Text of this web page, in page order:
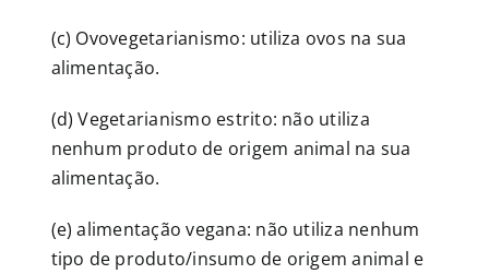
(c) Ovovegetarianismo: utiliza ovos na sua
alimentação.
(d) Vegetarianismo estrito: não utiliza
nenhum produto de origem animal na sua
alimentação.
(e) alimentação vegana: não utiliza nenhum
tipo de produto/insumo de origem animal e